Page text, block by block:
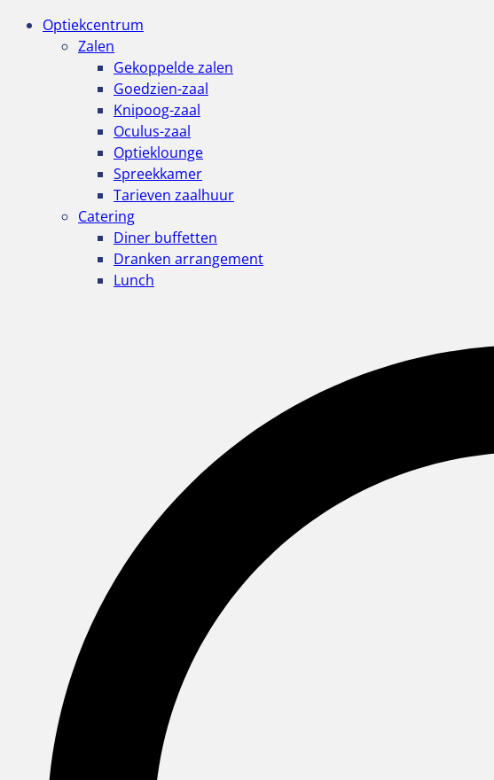
Optiekcentrum
Zalen
Gekoppelde zalen
Goedzien-zaal
Knipoog-zaal
Oculus-zaal
Optieklounge
Spreekkamer
Tarieven zaalhuur
Catering
Diner buffetten
Dranken arrangement
Lunch